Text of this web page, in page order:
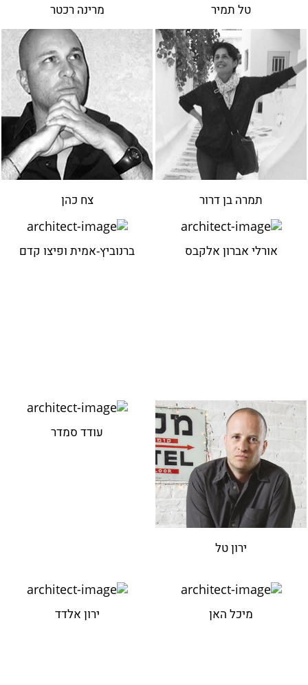
טל תמיר מרינה רכטר
תמרה בן דרור צח כהן
אורלי אברון אלקבס ברנוביץ-אמית ופיצו קדם
ירון טל
עודד סמדר
מיכל האן ירון אלדד